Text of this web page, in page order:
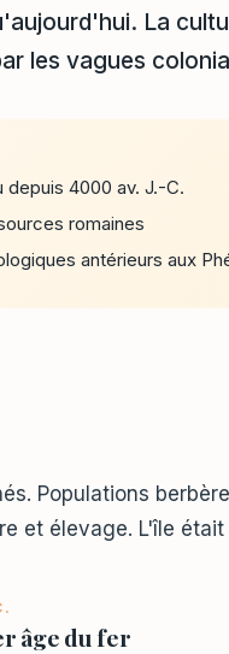
La
les vagues
4000 av. J.-C.
romaines
antérieurs aux
Populations
et élevage. L'île était
âge du fer